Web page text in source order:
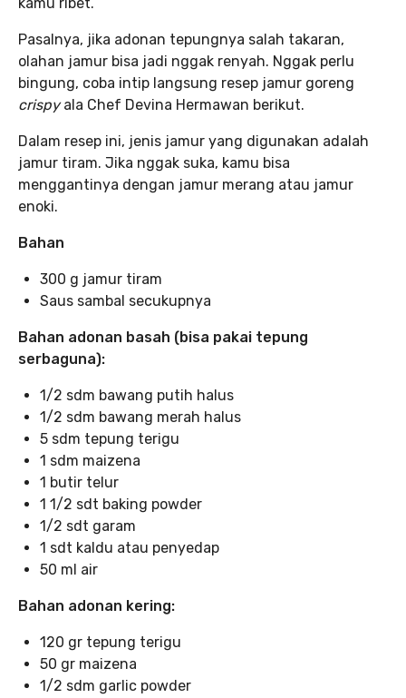
Pasalnya, jika adonan tepungnya salah takaran,
olahan jamur bisa jadi nggak renyah. Nggak perlu
bingung, coba intip langsung resep jamur goreng
crispyala Chef Devina Hermawan berikut.
Dalam resep ini, jenis jamur yang digunakan adalah
jamur tiram. Jika nggak suka, kamu bisa
menggantinya dengan jamur merang atau jamur
enoki.
Bahan
300 g jamur tiram
Saus sambal secukupnya
Bahan adonan basah (bisa pakai tepung
serbaguna):
1/2 sdm bawang putih halus
1/2 sdm bawang merah halus
5 sdm tepung terigu
1 sdm maizena
1 butir telur
1 1/2 sdt baking powder
1/2 sdt garam
1 sdt kaldu atau penyedap
50 ml air
Bahan adonan kering:
120 gr tepung terigu
50 gr maizena
1/2 sdm garlic powder